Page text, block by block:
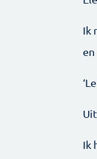
Ik
Ik